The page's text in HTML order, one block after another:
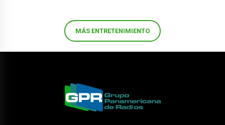
MÁS ENTRETENIMIENTO